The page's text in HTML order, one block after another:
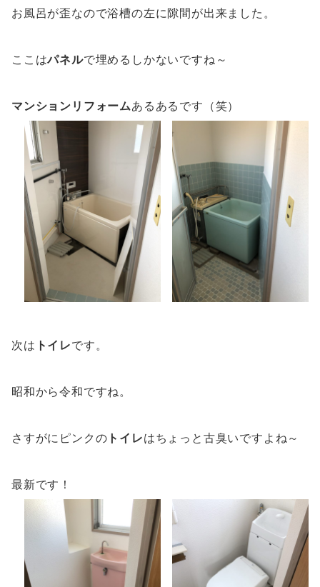
お風呂が歪なので浴槽の左に隙間が出来ました。
ここはパネルで埋めるしかないですね～
マンションリフォームあるあるです（笑）
次は トイレです。
昭和から令和ですね。
さすがにピンクの トイレはちょっと古臭いですよね～
最新です！